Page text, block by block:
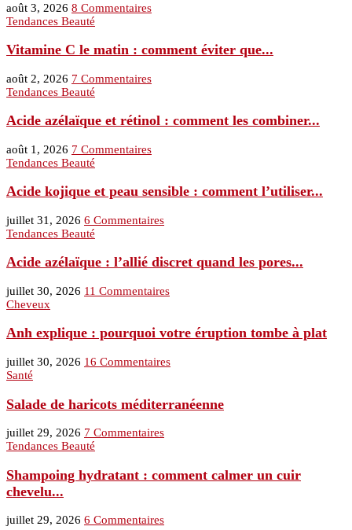
août 3, 2026 8 Commentaires
Tendances Beauté
Vitamine C le matin : comment éviter que...
août 2, 2026 7 Commentaires
Tendances Beauté
Acide azélaïque et rétinol : comment les combiner...
août 1, 2026 7 Commentaires
Tendances Beauté
Acide kojique et peau sensible : comment l’utiliser...
juillet 31, 2026 6 Commentaires
Tendances Beauté
Acide azélaïque : l’allié discret quand les pores...
juillet 30, 2026 11 Commentaires
Cheveux
Anh explique : pourquoi votre éruption tombe à plat
juillet 30, 2026 16 Commentaires
Santé
Salade de haricots méditerranéenne
juillet 29, 2026 7 Commentaires
Tendances Beauté
Shampoing hydratant : comment calmer un cuir
chevelu...
juillet 29, 2026 6 Commentaires